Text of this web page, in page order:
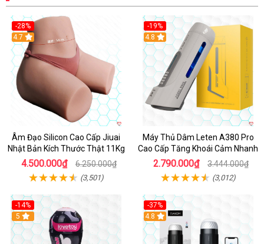
-28%
4.7
Âm Đạo Silicon Cao Cấp Jiuai
Nhật Bản Kích Thước Thật 11Kg
4.500.000₫ 6.250.000₫
(3,501)
-19%
Hot
4.8
Máy Thủ Dâm Leten A380 Pro
Cao Cấp Tăng Khoái Cảm Nhanh
2.790.000₫ 3.444.000₫
(3,012)
-14%
Hot
5
-37%
4.8